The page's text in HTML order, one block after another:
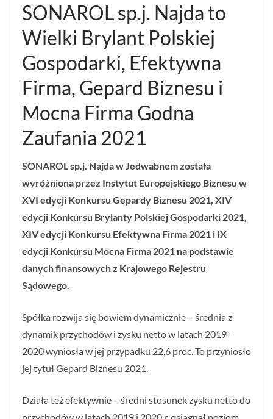
SONAROL sp.j. Najda to
Wielki Brylant Polskiej
Gospodarki, Efektywna
Firma, Gepard Biznesu i
Mocna Firma Godna
Zaufania 2021
SONAROL sp.j. Najda w Jedwabnem została
wyróżniona przez Instytut Europejskiego Biznesu w
XVI edycji Konkursu Gepardy Biznesu 2021, XIV
edycji Konkursu Brylanty Polskiej Gospodarki 2021,
XIV edycji Konkursu Efektywna Firma 2021 i IX
edycji Konkursu Mocna Firma 2021 na podstawie
danych finansowych z Krajowego Rejestru
Sądowego.
Spółka rozwija się bowiem dynamicznie – średnia z
dynamik przychodów i zysku netto w latach 2019-
2020 wyniosła w jej przypadku 22,6 proc. To przyniosło
jej tytuł Gepard Biznesu 2021.
Działa też efektywnie – średni stosunek zysku netto do